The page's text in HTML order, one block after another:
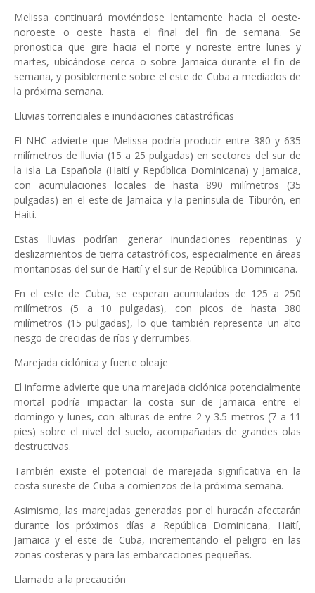
Melissa continuará moviéndose lentamente hacia el oeste-
noroeste o oeste hasta el final del fin de semana. Se
pronostica que gire hacia el norte y noreste entre lunes y
martes, ubicándose cerca o sobre Jamaica durante el fin de
semana, y posiblemente sobre el este de Cuba a mediados de
la próxima semana.
Lluvias torrenciales e inundaciones catastróficas
El NHC advierte que Melissa podría producir entre 380 y 635
milímetros de lluvia (15 a 25 pulgadas) en sectores del sur de
la isla La Española (Haití y República Dominicana) y Jamaica,
con acumulaciones locales de hasta 890 milímetros (35
pulgadas) en el este de Jamaica y la península de Tiburón, en
Haití.
Estas lluvias podrían generar inundaciones repentinas y
deslizamientos de tierra catastróficos, especialmente en áreas
montañosas del sur de Haití y el sur de República Dominicana.
En el este de Cuba, se esperan acumulados de 125 a 250
milímetros (5 a 10 pulgadas), con picos de hasta 380
milímetros (15 pulgadas), lo que también representa un alto
riesgo de crecidas de ríos y derrumbes.
Marejada ciclónica y fuerte oleaje
El informe advierte que una marejada ciclónica potencialmente
mortal podría impactar la costa sur de Jamaica entre el
domingo y lunes, con alturas de entre 2 y 3.5 metros (7 a 11
pies) sobre el nivel del suelo, acompañadas de grandes olas
destructivas.
También existe el potencial de marejada significativa en la
costa sureste de Cuba a comienzos de la próxima semana.
Asimismo, las marejadas generadas por el huracán afectarán
durante los próximos días a República Dominicana, Haití,
Jamaica y el este de Cuba, incrementando el peligro en las
zonas costeras y para las embarcaciones pequeñas.
Llamado a la precaución